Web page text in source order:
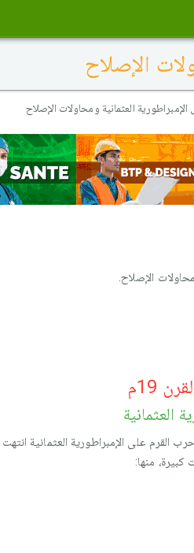
الإصلاح
العثمانية ومحاولات الإصلاح
19م
العثمانية
حروب من أبرزها حرب القرم على الإمبراطورية
منها: